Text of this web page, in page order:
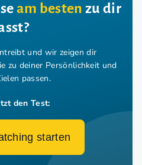
am besten zu dir
und wir zeigen dir
zu deiner Persönlichkeit und
passen.
den Test:
starten